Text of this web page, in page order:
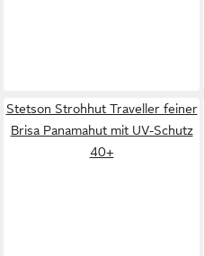
Stetson Strohhut Traveller feiner
Brisa Panamahut mit UV-Schutz
40+